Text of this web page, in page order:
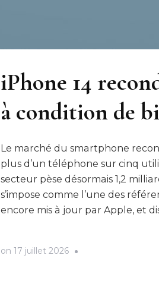
iPhone 14
à condition de
Le marché du smartphone
plus d’un téléphone sur cinq
secteur pèse désormais 1,2
s’impose comme l’une des
encore mis à jour par Apple, et
on 17 juillet 2026